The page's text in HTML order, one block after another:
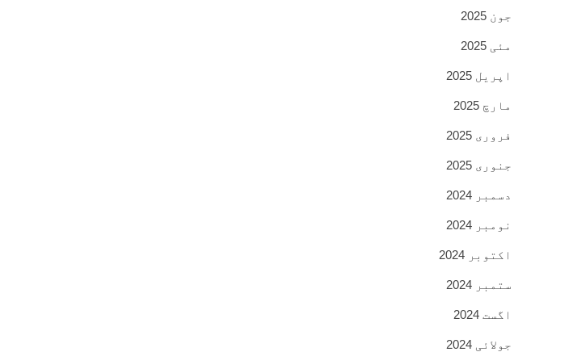
جون 2025
مئی 2025
اپریل 2025
مارچ 2025
فروری 2025
جنوری 2025
دسمبر 2024
نومبر 2024
اکتوبر 2024
ستمبر 2024
اگست 2024
جولائی 2024